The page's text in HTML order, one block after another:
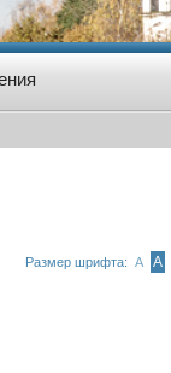
Размер шрифта: А А